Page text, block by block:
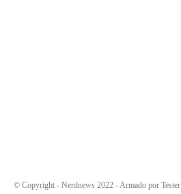
© Copyright - Nerdnews 2022 - Armado por Tester